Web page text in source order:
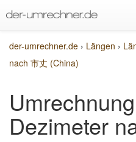
der-umrechner.de › Längen ›
nach 市丈 (China)
Dezimeter